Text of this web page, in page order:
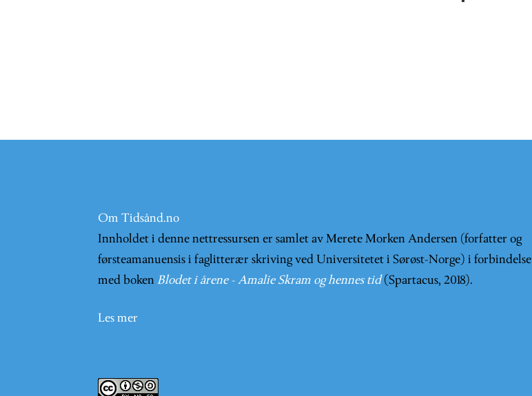
Om Tidsånd.no
Innholdet i denne nettressursen er samlet av Merete Morken Andersen (forfatter og
førsteamanuensis i faglitterær skriving ved Universitetet i Sørøst-Norge) i forbindelse
med boken Blodet i årene - Amalie Skram og hennes tid (Spartacus, 2018).
Les mer